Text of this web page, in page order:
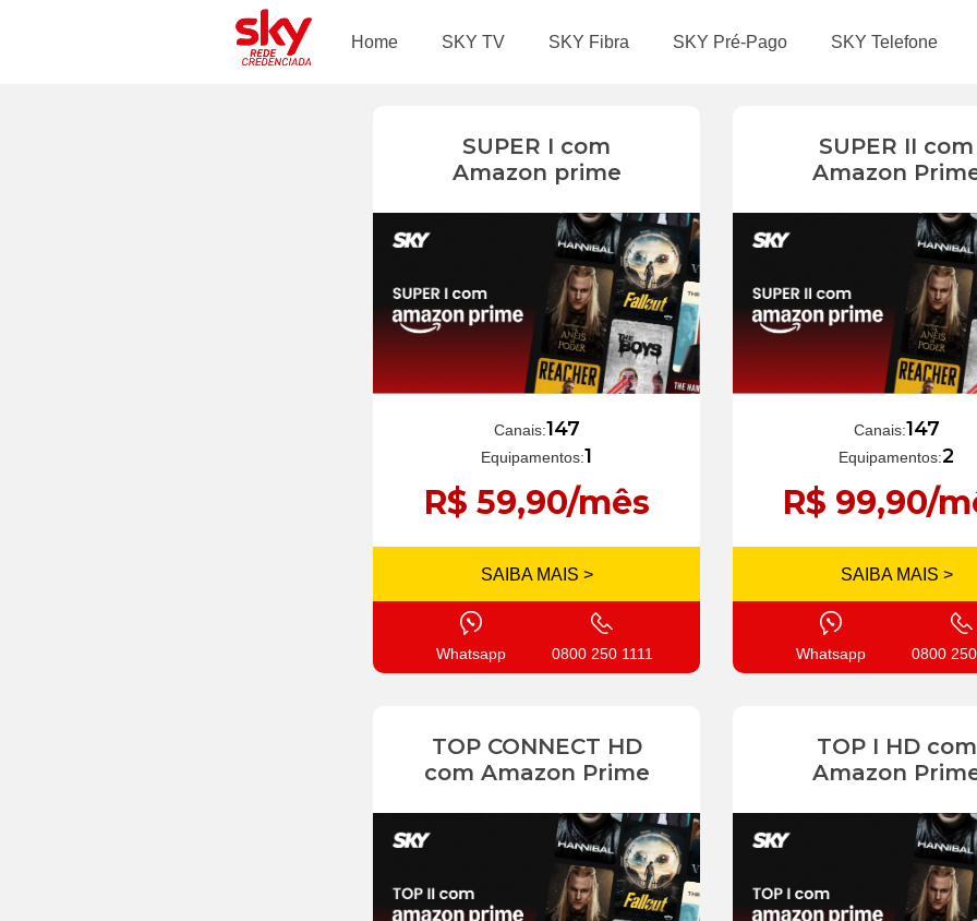
Home SKY TV SKY Fibra SKY Pré-Pago SKY Telefone
SUPER I com
Amazon prime
Canais:147
Equipamentos:1
R$ 59,90/mês
SAIBA MAIS >
Whatsapp 0800 250 1111
SUPER II com
Amazon
Canais:147
Equipamentos:2
R$ 99,90/
SAIBA MAIS >
Whatsapp 0800
TOP CONNECT HD
com Amazon Prime
TOP I HD com
Amazon